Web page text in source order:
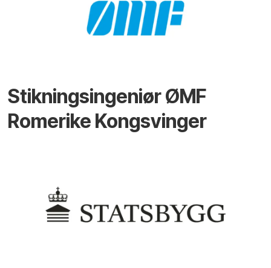
Stikningsingeniør ØMF
Romerike Kongsvinger